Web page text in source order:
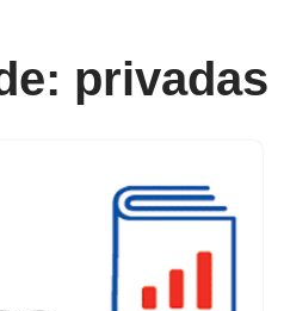
privadas